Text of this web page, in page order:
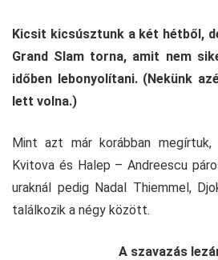
Kicsit kicsúsztunk a két hétből,
Grand Slam torna, amit nem
időben lebonyolítani. (Nekünk
lett volna.)
Mint azt már korábban
Kvitova és Halep – Andreescu
uraknál pedig Nadal Thiemmel,
találkozik a négy között.
A szavazás